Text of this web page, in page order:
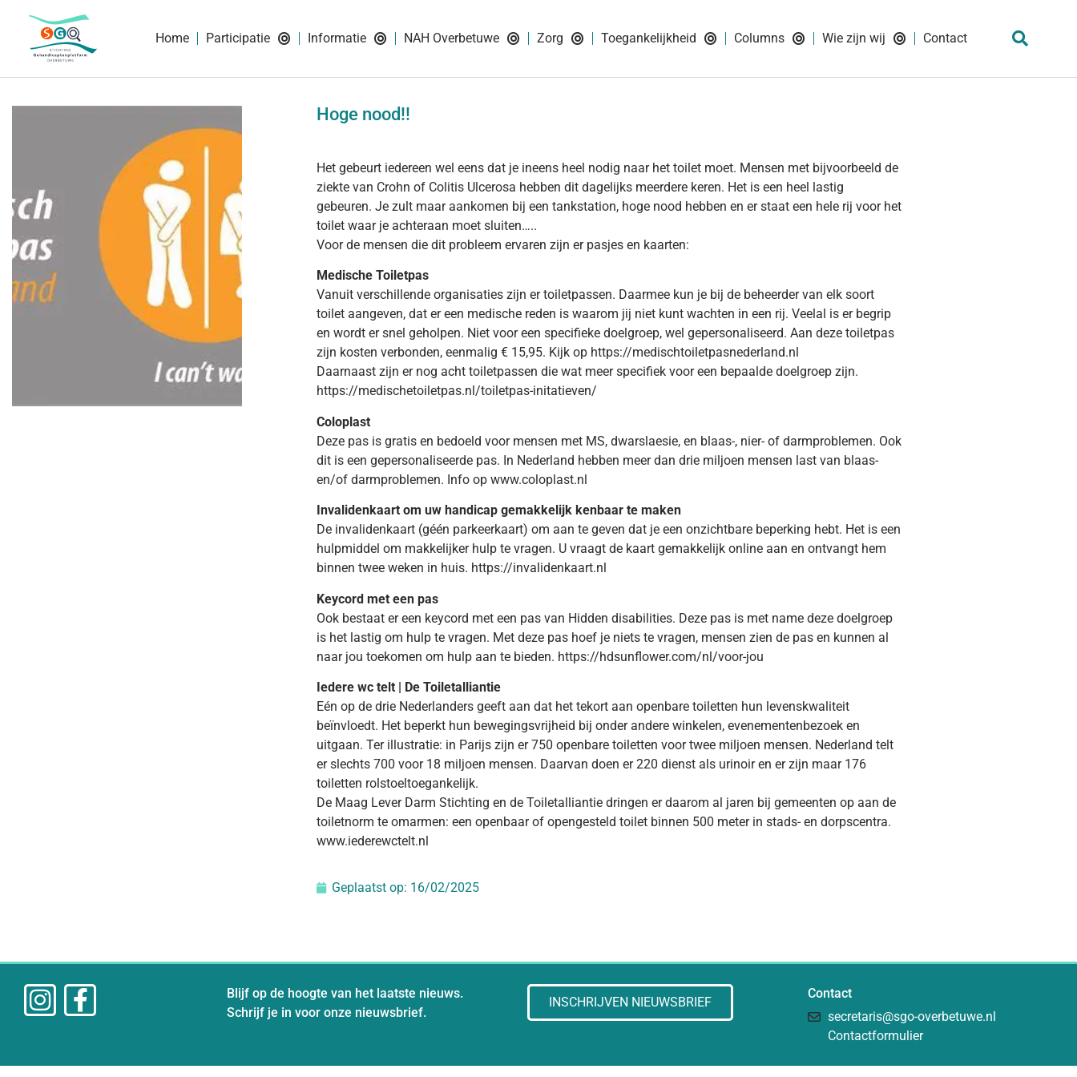
Home Participatie Informatie NAH Overbetuwe Zorg Toegankelijkheid Columns Wie zijn wij Contact
Hoge nood!!
Het gebeurt iedereen wel eens dat je ineens heel nodig naar het toilet moet. Mensen met bijvoorbeeld de
ziekte van Crohn of Colitis Ulcerosa hebben dit dagelijks meerdere keren. Het is een heel lastig
gebeuren. Je zult maar aankomen bij een tankstation, hoge nood hebben en er staat een hele rij voor het
toilet waar je achteraan moet sluiten…..
Voor de mensen die dit probleem ervaren zijn er pasjes en kaarten:
Medische Toiletpas
Vanuit verschillende organisaties zijn er toiletpassen. Daarmee kun je bij de beheerder van elk soort
toilet aangeven, dat er een medische reden is waarom jij niet kunt wachten in een rij. Veelal is er begrip
en wordt er snel geholpen. Niet voor een specifieke doelgroep, wel gepersonaliseerd. Aan deze toiletpas
zijn kosten verbonden, eenmalig € 15,95. Kijk op https://medischtoiletpasnederland.nl
Daarnaast zijn er nog acht toiletpassen die wat meer specifiek voor een bepaalde doelgroep zijn.
https://medischetoiletpas.nl/toiletpas-initatieven/
Coloplast
Deze pas is gratis en bedoeld voor mensen met MS, dwarslaesie, en blaas-, nier- of darmproblemen. Ook
dit is een gepersonaliseerde pas. In Nederland hebben meer dan drie miljoen mensen last van blaas-
en/of darmproblemen. Info op www.coloplast.nl
Invalidenkaart om uw handicap gemakkelijk kenbaar te maken
De invalidenkaart (géén parkeerkaart) om aan te geven dat je een onzichtbare beperking hebt. Het is een
hulpmiddel om makkelijker hulp te vragen. U vraagt de kaart gemakkelijk online aan en ontvangt hem
binnen twee weken in huis. https://invalidenkaart.nl
Keycord met een pas
Ook bestaat er een keycord met een pas van Hidden disabilities. Deze pas is met name deze doelgroep
is het lastig om hulp te vragen. Met deze pas hoef je niets te vragen, mensen zien de pas en kunnen al
naar jou toekomen om hulp aan te bieden. https://hdsunflower.com/nl/voor-jou
Iedere wc telt | De Toiletalliantie
Eén op de drie Nederlanders geeft aan dat het tekort aan openbare toiletten hun levenskwaliteit
beïnvloedt. Het beperkt hun bewegingsvrijheid bij onder andere winkelen, evenementenbezoek en
uitgaan. Ter illustratie: in Parijs zijn er 750 openbare toiletten voor twee miljoen mensen. Nederland telt
er slechts 700 voor 18 miljoen mensen. Daarvan doen er 220 dienst als urinoir en er zijn maar 176
toiletten rolstoeltoegankelijk.
De Maag Lever Darm Stichting en de Toiletalliantie dringen er daarom al jaren bij gemeenten op aan de
toiletnorm te omarmen: een openbaar of opengesteld toilet binnen 500 meter in stads- en dorpscentra.
www.iederewctelt.nl
Geplaatst op: 16/02/2025
Blijf op de hoogte van het laatste nieuws.
Schrijf je in voor onze nieuwsbrief.
INSCHRIJVEN NIEUWSBRIEF
Contact
secretaris@sgo-overbetuwe.nl
Contactformulier